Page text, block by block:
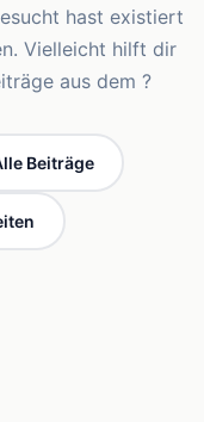
hast existiert
Vielleicht hilft dir
aus dem ?
Beiträge